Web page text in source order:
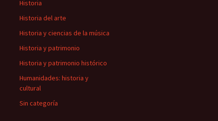
Historia
Historia del arte
Historia y ciencias de la música
Historia y patrimonio
Historia y patrimonio histórico
Humanidades: historia y
cultural
Sin categoría